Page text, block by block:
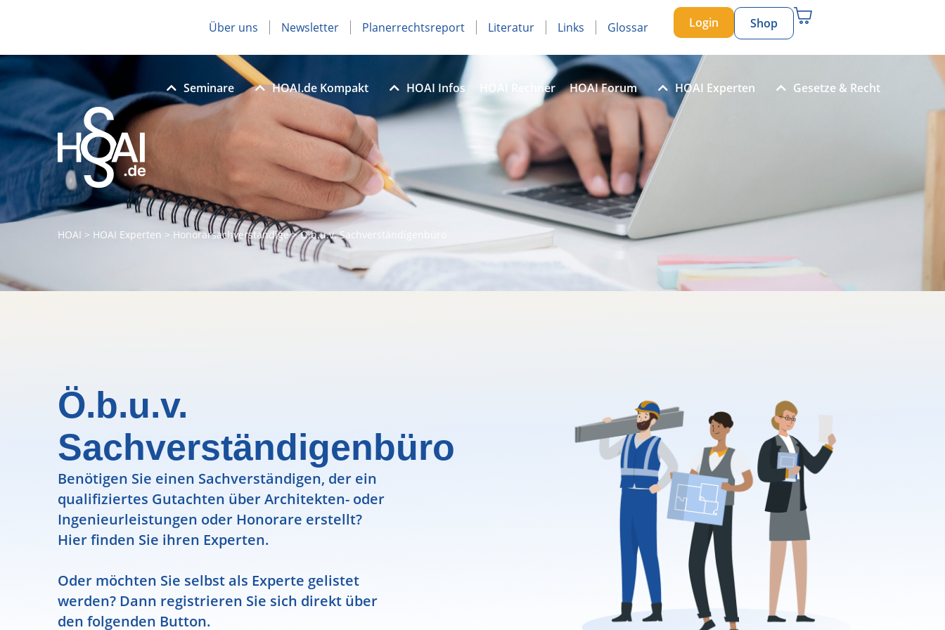
Über uns Newsletter Planerrechtsreport Literatur Links Glossar Login Shop
Seminare HOAI.de Kompakt HOAI Infos HOAI Rechner HOAI Forum HOAI Experten Gesetze & Recht
HOAI > HOAI Experten > Honorarsachverständige>Ö.b.u.v. Sachverständigenbüro
Ö.b.u.v.
Sachverständigenbüro
Benötigen Sie einen Sachverständigen, der ein
qualifiziertes Gutachten über Architekten- oder
Ingenieurleistungen oder Honorare erstellt?
Hier finden Sie ihren Experten.
Oder möchten Sie selbst als Experte gelistet
werden? Dann registrieren Sie sich direkt über
den folgenden Button.